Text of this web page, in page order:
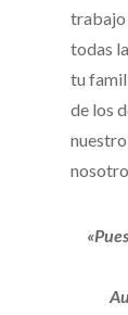
trabajo
todas
tu
de los